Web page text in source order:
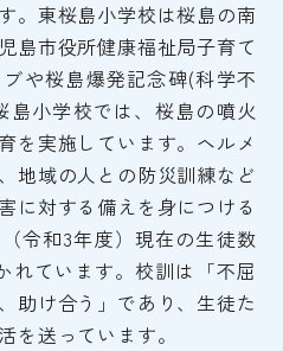
。東桜島小学校は桜島の南
島市役所健康福祉局子育て
や桜島爆発記念碑(科学不
小学校では、桜島の噴火
を実施しています。ヘルメ
地域の人との防災訓練など
に対する備えを身につける
令和3年度）現在の生徒数
れています。校訓は「不屈
助け合う」であり、生徒た
を送っています。